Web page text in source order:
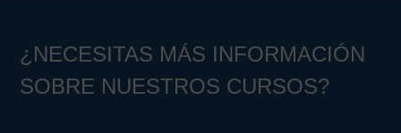
¿NECESITAS MÁS INFORMACIÓN
SOBRE NUESTROS CURSOS?